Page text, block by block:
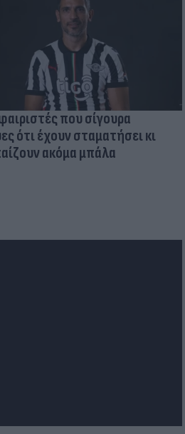
που σίγουρα
ότι έχουν σταματήσει κι
ακόμα μπάλα